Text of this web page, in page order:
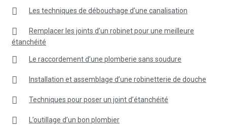
Les techniques de débouchage d’une canalisation
Remplacer les joints d’un robinet pour une meilleure
étanchéité
Le raccordement d’une plomberie sans soudure
Installation et assemblage d’une robinetterie de douche
Techniques pour poser un joint d’étanchéité
L’outillage d’un bon plombier